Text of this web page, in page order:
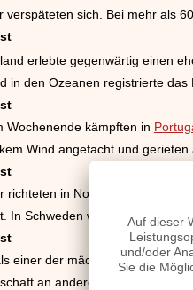
verspäteten sich. Bei mehr als
erlebte gegenwärtig einen
in den Ozeanen registrierte
Wochenende kämpften in
Wind angefacht und gerieten
richteten in Nordeuropa
In Schweden war gestern ein
einer der mächtigsten
an andere Kartellführer,